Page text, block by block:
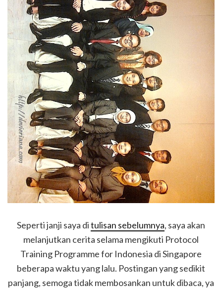
Seperti janji saya ditulisan sebelumnya, saya akan
melanjutkan cerita selama mengikuti Protocol
Training Programme for Indonesia di Singapore
beberapa waktu yang lalu. Postingan yang sedikit
panjang, semoga tidak membosankan untuk dibaca, ya